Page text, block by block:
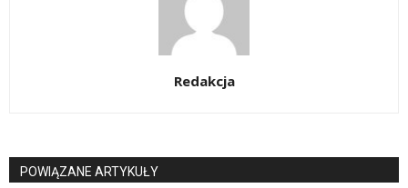
Redakcja
POWIĄZANE ARTYKUŁY